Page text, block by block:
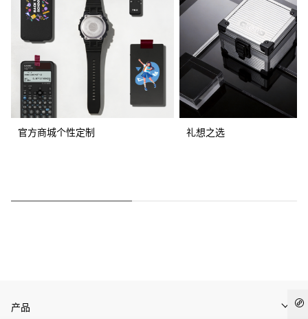
官方商城个性定制 礼想之选
产品